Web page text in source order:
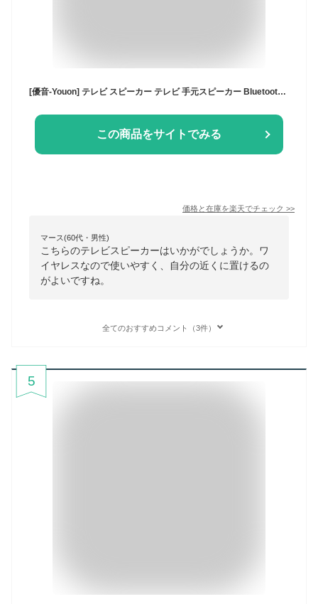
[優音-Youon] テレビ スピーカー テレビ 手元スピーカー Bluetooth お手元テレビスピーカー 高齢者 ワイヤレス スピーカー テレビ Bluetooth スピーカー ワイヤレス ウェアラブルスピーカー TV ワイヤレス 耳元 コードレス みみもとプレゼント
この商品をサイトでみる
価格と在庫を楽天でチェック >>
マース(60代・男性)
こちらのテレビスピーカーはいかがでしょうか。ワ
イヤレスなので使いやすく、自分の近くに置けるの
がよいですね。
全てのおすすめコメント（3件）
5